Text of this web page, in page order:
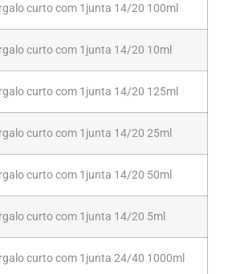
curto com 1junta 14/20 100ml
curto com 1junta 14/20 10ml
curto com 1junta 14/20 125ml
curto com 1junta 14/20 25ml
curto com 1junta 14/20 50ml
curto com 1junta 14/20 5ml
curto com 1junta 24/40 1000ml